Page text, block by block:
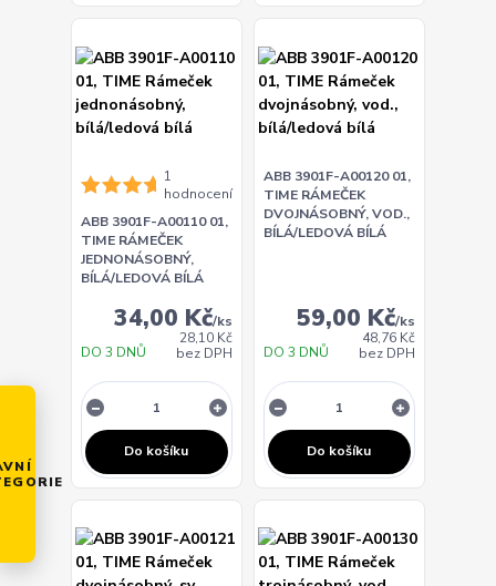
1
hodnocení
ABB 3901F-A00110 01,
TIME RÁMEČEK
JEDNONÁSOBNÝ,
BÍLÁ/LEDOVÁ BÍLÁ
34,00 Kč/ks
28,10 Kč
bez DPH
DO 3 DNŮ
Do košíku
ABB 3901F-A00120 01,
TIME RÁMEČEK
DVOJNÁSOBNÝ, VOD.,
BÍLÁ/LEDOVÁ BÍLÁ
59,00 Kč/ks
48,76 Kč
bez DPH
DO 3 DNŮ
Do košíku